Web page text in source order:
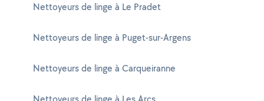
Nettoyeurs de linge à Le Pradet
Nettoyeurs de linge à Puget-sur-Argens
Nettoyeurs de linge à Carqueiranne